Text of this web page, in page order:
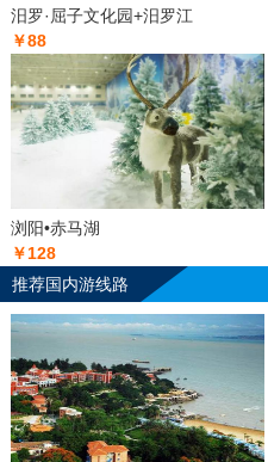
汨罗·屈子文化园+汨罗江
￥88
浏阳•赤马湖
￥128
推荐国内游线路